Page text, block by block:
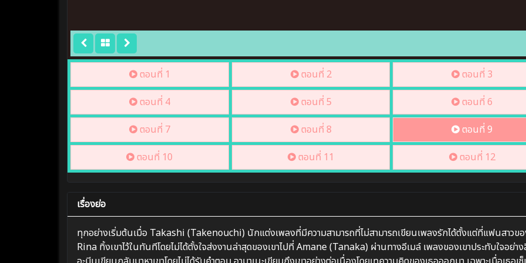
ตอนที่ 1 ตอนที่ 2
ตอนที่ 3
ตอนที่ 4
ตอนที่ 5
ตอนที่ 6
ตอนที่ 7
ตอนที่ 8
ตอนที่ 9
ตอนที่ 10
ตอนที่ 11 ตอนที่ 12
เรื่องย่อ
ทุกอย่างเริ่มต้นเมื่อ Takashi (Takenouchi) นักแต่งเพลงที่มีความสามารถที่ไม่สามารถเขียนเพลงรักได้ตั้งแต่ที่แฟนสาวขอ
Rina ทิ้งเขาไว้ในทันทีโดยไม่ได้ตั้งใจส่งงานล่าสุดของเขาไปที่ Amane (Tanaka) ผ่านทางอีเมล์ เพลงของเขาประทับใจอย่า